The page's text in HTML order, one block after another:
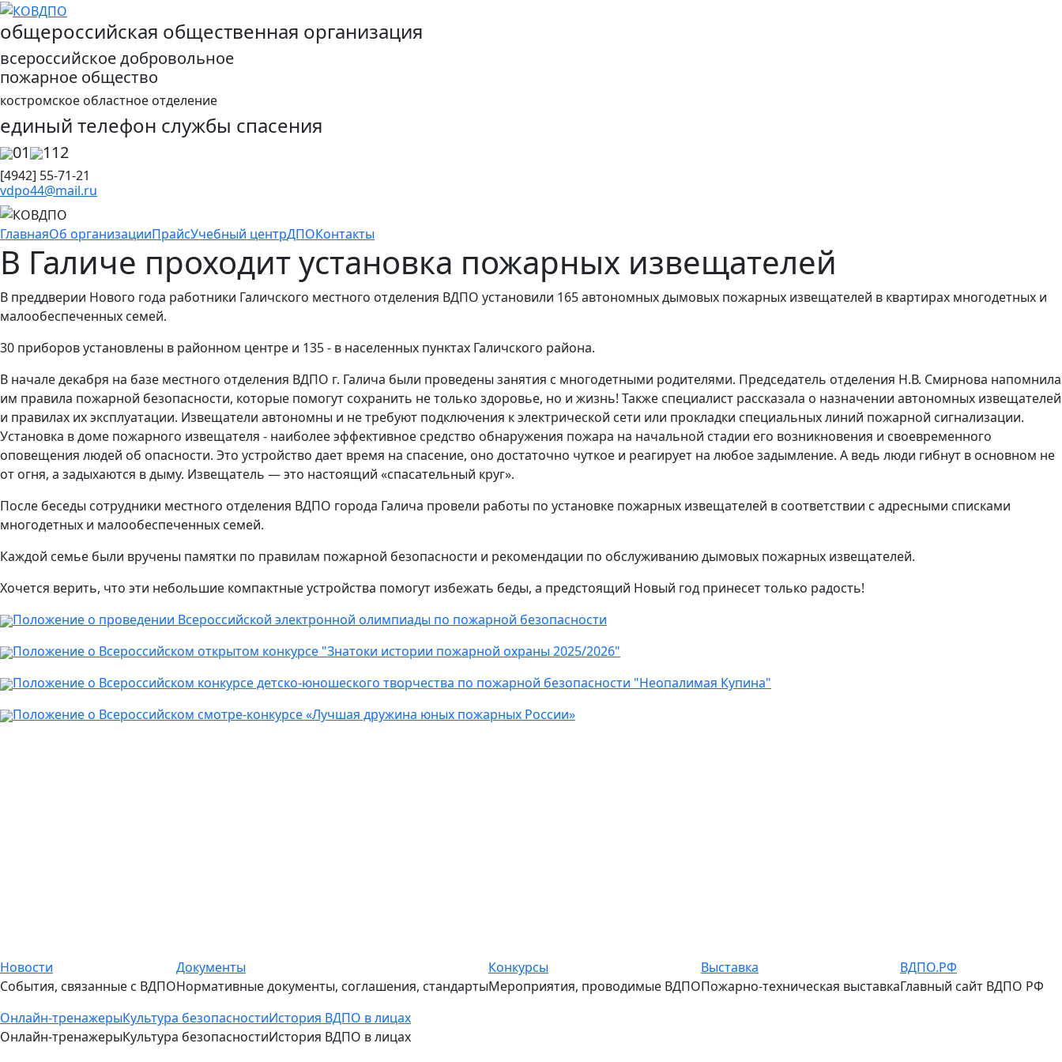
общероссийская общественная организация
всероссийское добровольное
пожарное общество
костромское областное отделение
единый телефон службы спасения
01 112
[4942] 55-71-21
vdpo44@mail.ru
ГлавнаяОб организацииПрайсУчебный центрДПОКонтакты
В Галиче проходит установка пожарных извещателей
В преддверии Нового года работники Галичского местного отделения ВДПО установили 165 автономных дымовых пожарных извещателей в квартирах многодетных и
малообеспеченных семей.
30 приборов установлены в районном центре и 135 - в населенных пунктах Галичского района.
В начале декабря на базе местного отделения ВДПО г. Галича были проведены занятия с многодетными родителями. Председатель отделения Н.В. Смирнова напомнила
им правила пожарной безопасности, которые помогут сохранить не только здоровье, но и жизнь! Также специалист рассказала о назначении автономных извещателей
и правилах их эксплуатации. Извещатели автономны и не требуют подключения к электрической сети или прокладки специальных линий пожарной сигнализации.
Установка в доме пожарного извещателя - наиболее эффективное средство обнаружения пожара на начальной стадии его возникновения и своевременного
оповещения людей об опасности. Это устройство дает время на спасение, оно достаточно чуткое и реагирует на любое задымление. А ведь люди гибнут в основном не
от огня, а задыхаются в дыму. Извещатель — это настоящий «спасательный круг».
После беседы сотрудники местного отделения ВДПО города Галича провели работы по установке пожарных извещателей в соответствии с адресными списками
многодетных и малообеспеченных семей.
Каждой семье были вручены памятки по правилам пожарной безопасности и рекомендации по обслуживанию дымовых пожарных извещателей.
Хочется верить, что эти небольшие компактные устройства помогут избежать беды, а предстоящий Новый год принесет только радость!
Положение о проведении Всероссийской электронной олимпиады по пожарной безопасности
Положение о Всероссийском открытом конкурсе "Знатоки истории пожарной охраны 2025/2026"
Положение о Всероссийском конкурсе детско-юношеского творчества по пожарной безопасности "Неопалимая Купина"
Положение о Всероссийском смотре-конкурсе «Лучшая дружина юных пожарных России»
Новости
События, связанные с ВДПО
Документы
Нормативные документы, соглашения, стандарты
Конкурсы
Мероприятия, проводимые ВДПО
Выставка
Пожарно-техническая выставка
ВДПО.РФ
Главный сайт ВДПО РФ
Онлайн-тренажеры
Онлайн-тренажеры
Культура безопасности
Культура безопасности
История ВДПО в лицах
История ВДПО в лицах